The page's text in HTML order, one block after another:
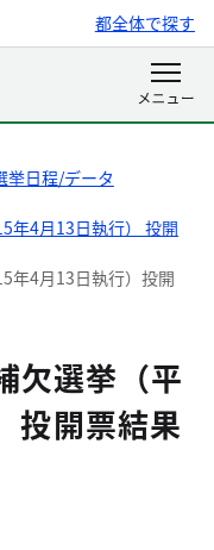
都全体で探す
挙日程/データ
年4月13日執行） 投開
年4月13日執行）投開
欠選挙（平
投開票結果